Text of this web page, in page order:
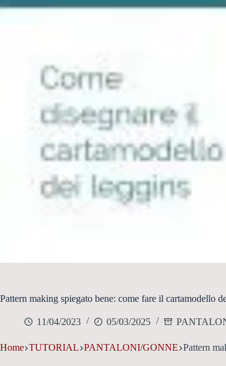
Pattern making spiegato bene: come fare il cartamodello
11/04/2023 05/03/2025
Home TUTORIAL PANTALONI/GONNE Pattern